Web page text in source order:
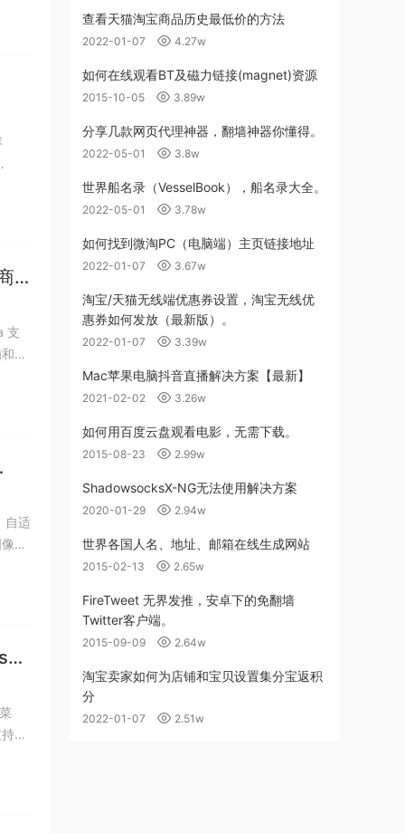
城
支
列
自适
。
，
查看天猫淘宝商品历史最低价的方法
2022-01-07 4.27w
如何在线观看BT及磁力链接(magnet)资源
2015-10-05 3.89w
分享几款网页代理神器，翻墙神器你懂得。
2022-05-01 3.8w
世界船名录（VesselBook），船名录大全。
2022-05-01 3.78w
如何找到微淘PC（电脑端）主页链接地址
2022-01-07 3.67w
淘宝/天猫无线端优惠券设置，淘宝无线优
惠券如何发放（最新版）。
2022-01-07 3.39w
Mac苹果电脑抖音直播解决方案【最新】
2021-02-02 3.26w
如何用百度云盘观看电影，无需下载。
2015-08-23 2.99w
ShadowsocksX-NG无法使用解决方案
2020-01-29 2.94w
世界各国人名、地址、邮箱在线生成网站
2015-02-13 2.65w
FireTweet 无界发推，安卓下的免翻墙
Twitter客户端。
2015-09-09 2.64w
淘宝卖家如何为店铺和宝贝设置集分宝返积
分
2022-01-07 2.51w